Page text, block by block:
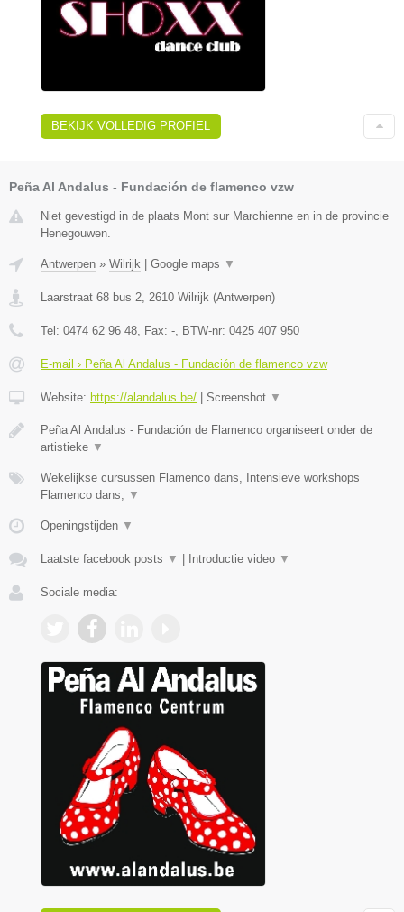
BEKIJK VOLLEDIG PROFIEL
Peña Al Andalus - Fundación de flamenco vzw
Niet gevestigd in de plaats Mont sur Marchienne en in de provincie
Henegouwen.
Antwerpen » Wilrijk | Google maps ▼
Laarstraat 68 bus 2 2610 Wilrijk (Antwerpen)
Tel: 0474 62 96 48 , Fax: - , BTW-nr: 0425 407 950
E-mail › Peña Al Andalus - Fundación de flamenco vzw
Website: https://alandalus.be/ | Screenshot ▼
Peña Al Andalus - Fundación de Flamenco organiseert onder de
artistieke ▼
Wekelijkse cursussen Flamenco dans, Intensieve workshops
Flamenco dans,
▼
Openingstijden ▼
Laatste facebook posts ▼ | Introductie video ▼
Sociale media: